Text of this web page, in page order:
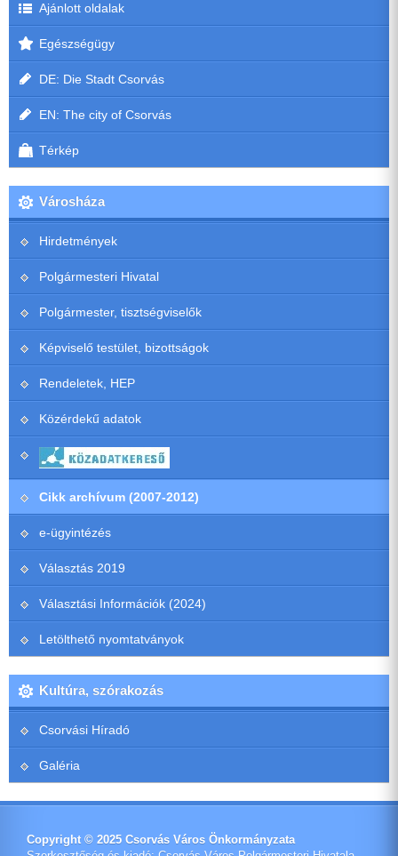
Ajánlott oldalak
Egészségügy
DE: Die Stadt Csorvás
EN: The city of Csorvás
Térkép
Városháza
Hirdetmények
Polgármesteri Hivatal
Polgármester, tisztségviselők
Képviselő testület, bizottságok
Rendeletek, HEP
Közérdekű adatok
Cikk archívum (2007-2012)
e-ügyintézés
Választás 2019
Választási Információk (2024)
Letölthető nyomtatványok
Kultúra, szórakozás
Csorvási Híradó
Galéria
Copyright © 2025 Csorvás Város Önkormányzata